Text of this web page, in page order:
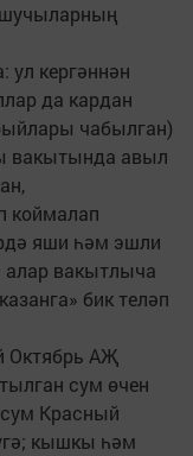
ул кергәннән
да кардан
чабылган)
вакытында авыл
коймалап
яши һәм эшли
алар вакытлыча
бик теләп
Октябрь АҖ
сум өчен
Красный
кышкы һәм